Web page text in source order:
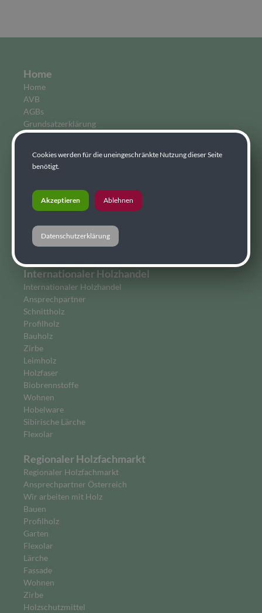
Home
Home
AVB
AGBs
Grundsatzerklärung
Holzsplitter
Unternehmen
Über uns
Geschichte
Team
Zertifikate
Internationaler Holzhandel
Internationaler Holzhandel
Ansprechpartner
Schnittholz
Profilholz
Bauholz
Zirbe
Leimholz
Holzfaser
Biobrennstoffe
Wohnen
Hobelware
Sibirische Lärche
Flexolar
Regionaler Holzfachmarkt
Regionaler Holzfachmarkt
Ansprechpartner Österreich
Wir arbeiten mit Holz
Bauen
Profilholz
Garten
Flexolar
Lärche
Fassade
Wohnen
Zirbe
Holzschutzmittel
Cookies werden für die uneingeschränkte Nutzung dieser Seite
benötigt.
Akzeptieren Ablehnen
Datenschutzerklärung